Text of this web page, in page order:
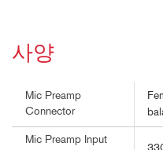
사양
Mic Preamp
Connector
Mic Preamp Input